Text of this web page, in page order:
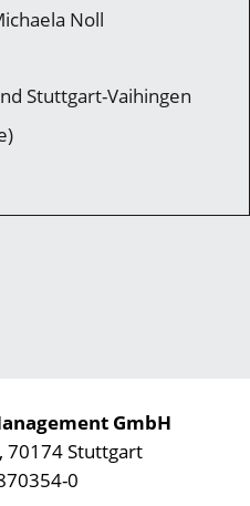
Noll
Stuttgart-Vaihingen
GmbH
70174 Stuttgart
0